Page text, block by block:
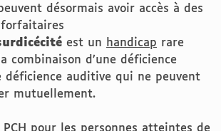
désormais avoir accès à des
forfaitaires
est un handicap rare
combinaison d’une déficience
déficience auditive qui ne peuvent
mutuellement.
PCH pour les personnes atteintes de